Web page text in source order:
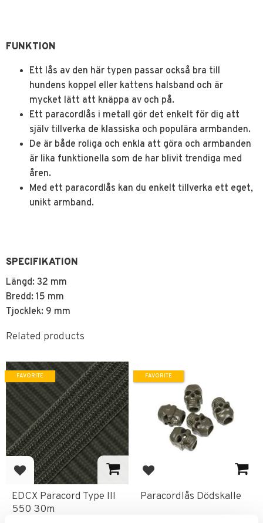
FUNKTION
Ett lås av den här typen passar också bra till
hundens koppel eller kattens halsband och är
mycket lätt att knäppa av och på.
Ett paracordlås i metall gör det enkelt för dig att
själv tillverka de klassiska och populära armbanden.
De är både roliga och enkla att göra och armbanden
är lika funktionella som de har blivit trendiga med
åren.
Med ett paracordlås kan du enkelt tillverka ett eget,
unikt armband.
SPECIFIKATION
Längd: 32 mm
Bredd: 15 mm
Tjocklek: 9 mm
Related products
Add to favorites
EDCX Paracord Type III
550 30m
FAVORITE
Add to favorites
Paracordlås Dödskalle
FAVORITE